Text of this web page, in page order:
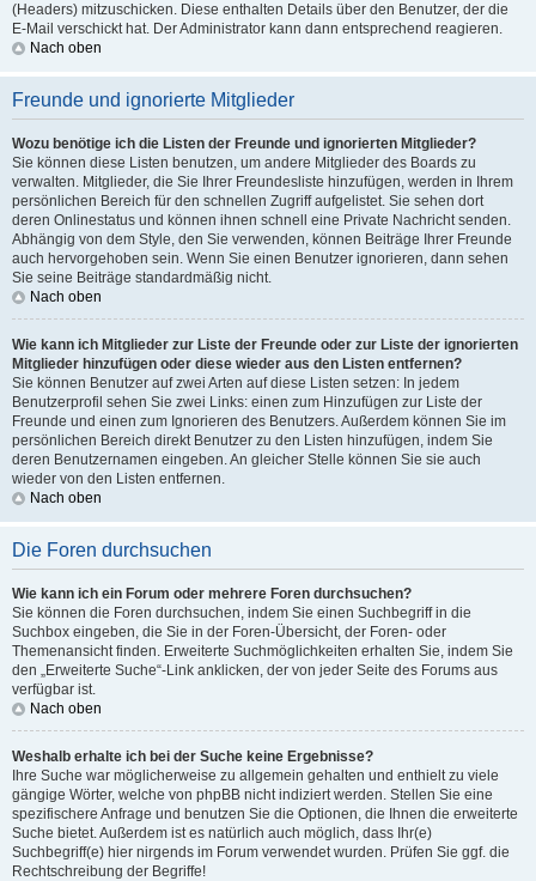
(Headers) mitzuschicken. Diese enthalten Details über den Benutzer, der die
E-Mail verschickt hat. Der Administrator kann dann entsprechend reagieren.
Nach oben
Freunde und ignorierte Mitglieder
Wozu benötige ich die Listen der Freunde und ignorierten Mitglieder?
Sie können diese Listen benutzen, um andere Mitglieder des Boards zu
verwalten. Mitglieder, die Sie Ihrer Freundesliste hinzufügen, werden in Ihrem
persönlichen Bereich für den schnellen Zugriff aufgelistet. Sie sehen dort
deren Onlinestatus und können ihnen schnell eine Private Nachricht senden.
Abhängig von dem Style, den Sie verwenden, können Beiträge Ihrer Freunde
auch hervorgehoben sein. Wenn Sie einen Benutzer ignorieren, dann sehen
Sie seine Beiträge standardmäßig nicht.
Nach oben
Wie kann ich Mitglieder zur Liste der Freunde oder zur Liste der ignorierten
Mitglieder hinzufügen oder diese wieder aus den Listen entfernen?
Sie können Benutzer auf zwei Arten auf diese Listen setzen: In jedem
Benutzerprofil sehen Sie zwei Links: einen zum Hinzufügen zur Liste der
Freunde und einen zum Ignorieren des Benutzers. Außerdem können Sie im
persönlichen Bereich direkt Benutzer zu den Listen hinzufügen, indem Sie
deren Benutzernamen eingeben. An gleicher Stelle können Sie sie auch
wieder von den Listen entfernen.
Nach oben
Die Foren durchsuchen
Wie kann ich ein Forum oder mehrere Foren durchsuchen?
Sie können die Foren durchsuchen, indem Sie einen Suchbegriff in die
Suchbox eingeben, die Sie in der Foren-Übersicht, der Foren- oder
Themenansicht finden. Erweiterte Suchmöglichkeiten erhalten Sie, indem Sie
den „Erweiterte Suche“-Link anklicken, der von jeder Seite des Forums aus
verfügbar ist.
Nach oben
Weshalb erhalte ich bei der Suche keine Ergebnisse?
Ihre Suche war möglicherweise zu allgemein gehalten und enthielt zu viele
gängige Wörter, welche von phpBB nicht indiziert werden. Stellen Sie eine
spezifischere Anfrage und benutzen Sie die Optionen, die Ihnen die erweiterte
Suche bietet. Außerdem ist es natürlich auch möglich, dass Ihr(e)
Suchbegriff(e) hier nirgends im Forum verwendet wurden. Prüfen Sie ggf. die
Rechtschreibung der Begriffe!